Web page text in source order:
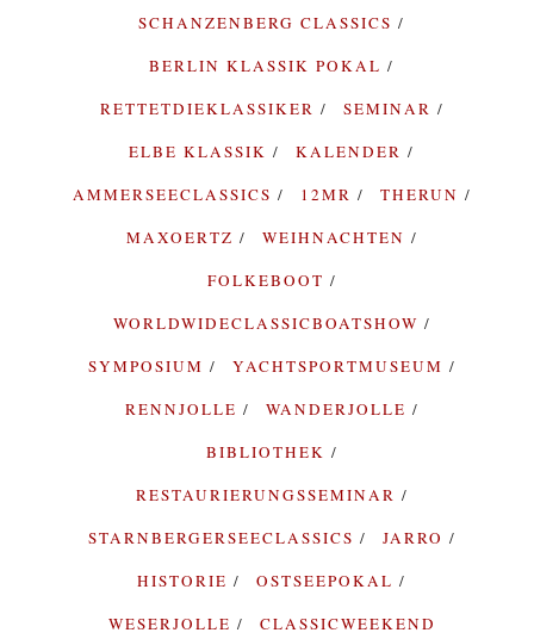
SCHANZENBERG CLASSICS
BERLIN KLASSIK POKAL
RETTETDIEKLASSIKER
SEMINAR
ELBE KLASSIK
KALENDER
AMMERSEECLASSICS
12MR
THERUN
MAXOERTZ
WEIHNACHTEN
FOLKEBOOT
WORLDWIDECLASSICBOATSHOW
SYMPOSIUM
YACHTSPORTMUSEUM
RENNJOLLE
WANDERJOLLE
BIBLIOTHEK
RESTAURIERUNGSSEMINAR
STARNBERGERSEECLASSICS
JARRO
HISTORIE
OSTSEEPOKAL
WESERJOLLE
CLASSICWEEKEND